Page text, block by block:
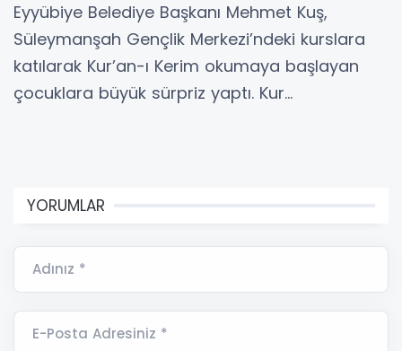
Eyyübiye Belediye Başkanı Mehmet Kuş,
Süleymanşah Gençlik Merkezi’ndeki kurslara
katılarak Kur’an-ı Kerim okumaya başlayan
çocuklara büyük sürpriz yaptı. Kur...
YORUMLAR
Adınız *
E-Posta Adresiniz *